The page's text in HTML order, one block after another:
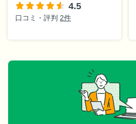
4.5
口コミ・評判 2件